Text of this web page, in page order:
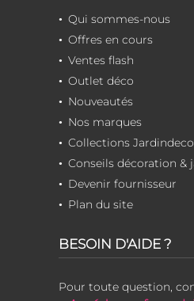
Qui sommes-nous
Offres en cours
Ventes flash
Outlet déco
Nouveautés
Nos marques
Collections Jardindeco
Conseils décoration &
Devenir fournisseur
Plan du site
BESOIN D'AIDE ?
Pour toute question,